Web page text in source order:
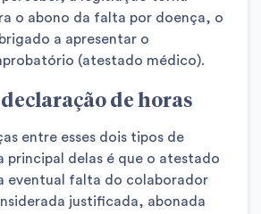
o abono da falta por doença, o
a apresentar o
(atestado médico).
de horas
entre esses dois tipos de
principal delas é que o atestado
eventual falta do colaborador
justificada, abonada